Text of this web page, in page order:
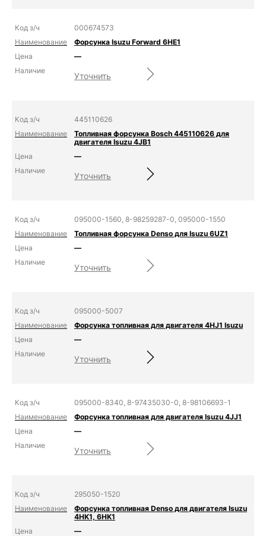
000674573
Форсунка Isuzu Forward 6HE1
—
Уточнить
445110626
Топливная форсунка Bosch 445110626 для
двигателя Isuzu 4JB1
—
Уточнить
095000-1560, 8-98259287-0, 095000-1550
Топливная форсунка Denso для Isuzu 6UZ1
—
Уточнить
095000-5007
Форсунка топливная для двигателя 4HJ1 Isuzu
—
Уточнить
095000-8340, 8-97435030-0, 8-98106693-1
Форсунка топливная для двигателя Isuzu 4JJ1
—
Уточнить
295050-1520
Форсунка топливная Denso для двигателя Isuzu
4HK1, 6HK1
—